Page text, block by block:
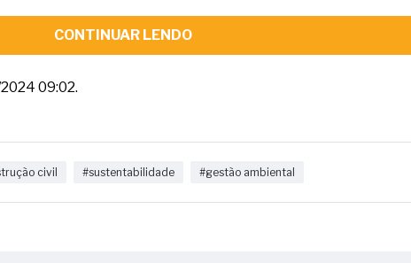
CONTINUAR LENDO
09:02.
civil #sustentabilidade #gestão ambiental